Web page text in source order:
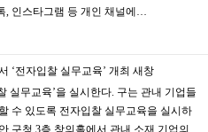
, 인스타그램 등 개인 채널에…
‘전자입찰 실무교육’ 개최 새창
실무교육’을 실시한다. 구는 관내 기업들
수 있도록 전자입찰 실무교육을 실시하
구청 3층 창의홀에서 관내 소재 기업의